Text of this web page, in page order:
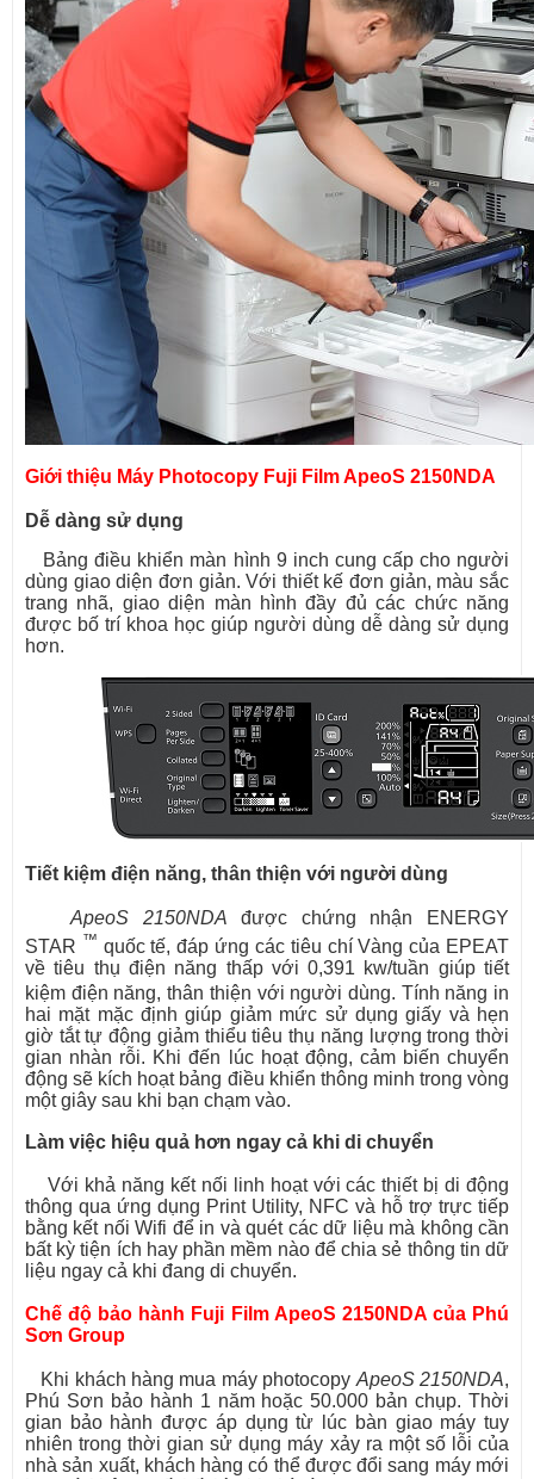
Giới thiệu Máy Photocopy Fuji Film ApeoS 2150NDA
Dễ dàng sử dụng
Bảng điều khiển màn hình 9 inch cung cấp cho người
dùng giao diện đơn giản. Với thiết kế đơn giản, màu sắc
trang nhã, giao diện màn hình đầy đủ các chức năng
được bố trí khoa học giúp người dùng dễ dàng sử dụng
hơn.
Tiết kiệm điện năng, thân thiện với người dùng
ApeoS 2150NDA được chứng nhận ENERGY
STAR ™ quốc tế, đáp ứng các tiêu chí Vàng của EPEAT
về tiêu thụ điện năng thấp với 0,391 kw/tuần giúp tiết
kiệm điện năng,thân thiện với người dùng. Tính năng in
hai mặt mặc định giúp giảm mức sử dụng giấy và hẹn
giờ tắt tự động giảm thiểu tiêu thụ năng lượng trong thời
gian nhàn rỗi. Khi đến lúc hoạt động, cảm biến chuyển
động sẽ kích hoạt bảng điều khiển thông minh trong vòng
một giây sau khi bạn chạm vào.
Làm việc hiệu quả hơn ngay cả khi di chuyển
Với khả năng kết nối linh hoạt với các thiết bị di động
thông qua ứng dụng Print Utility, NFC và hỗ trợ trực tiếp
bằng kết nối Wifi để in và quét các dữ liệu mà không cần
bất kỳ tiện ích hay phần mềm nào để chia sẻ thông tin dữ
liệu ngay cả khi đang di chuyển.
Chế độ bảo hành Fuji Film ApeoS 2150NDA của Phú
Sơn Group
Khi khách hàng mua máy photocopy ApeoS 2150NDA,
Phú Sơn bảo hành 1 năm hoặc 50.000 bản chụp. Thời
gian bảo hành được áp dụng từ lúc bàn giao máy tuy
nhiên trong thời gian sử dụng máy xảy ra một số lỗi của
nhà sản xuất, khách hàng có thể được đổi sang máy mới